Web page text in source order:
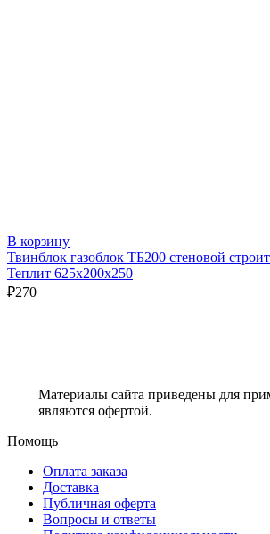
В корзину
Твинблок газоблок ТБ200 стеновой
Теплит 625х200х250
₽270
Материалы сайта приведены для
являются офертой.
Помощь
Оплата заказа
Доставка
Публичная оферта
Вопросы и ответы